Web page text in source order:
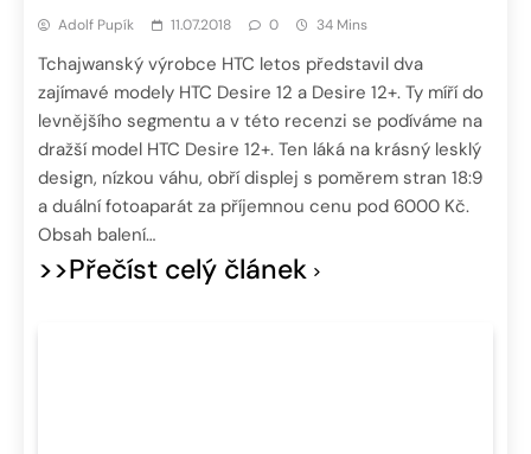
Adolf Pupík 11.07.2018 0 34 Mins
Tchajwanský výrobce HTC letos představil dva
zajímavé modely HTC Desire 12 a Desire 12+. Ty míří do
levnějšího segmentu a v této recenzi se podíváme na
dražší model HTC Desire 12+. Ten láká na krásný lesklý
design, nízkou váhu, obří displej s poměrem stran 18:9
a duální fotoaparát za příjemnou cenu pod 6000 Kč.
Obsah balení…
>>Přečíst celý článek